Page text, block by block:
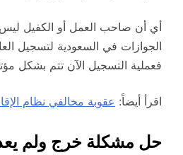
أي أن صاحب العمل أو الكفيل ليس
الجوازات في السعودية لتسجيل
فعملية التسجيل الآن تتم بشكل
اقرأ أيضاً: عقوبة مخالفي نظام
حل مشكلة خرج ولم